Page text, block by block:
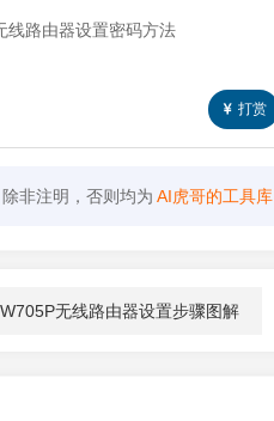
打赏
非注明，否则均为 AI虎哥的工具库
无线路由器设置步骤图解